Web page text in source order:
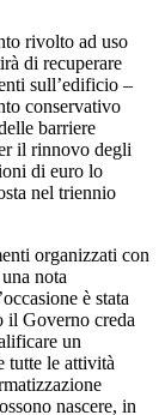
rivolto ad uso
di recuperare
sull’edificio –
conservativo
barriere
il rinnovo degli
di euro lo
nel triennio
organizzati con
nota
è stata
il Governo creda
un
tutte le attività
nascere, in